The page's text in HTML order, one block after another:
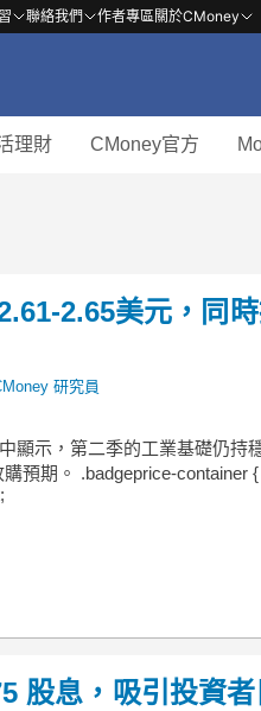
聯絡我們 作者專區關於CMoney
理財 CMoney官方
2.65美元，同
研究員
顯示，第二季的工業基礎仍持
預期。 .badgeprice-container {
股息，吸引投資者